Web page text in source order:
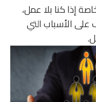
إذا كنا بلا عمل،
الأسباب التي